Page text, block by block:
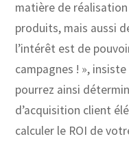
matière de
produits, mais aussi
l’intérêt est de
campagnes ! », insiste
pourrez ainsi
d’acquisition client
calculer le ROI de